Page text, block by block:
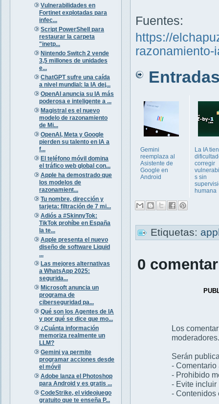
Vulnerabilidades en
Fortinet explotadas para
infec...
Script PowerShell para
restaurar la carpeta
"inetp...
Nintendo Switch 2 vende
3,5 millones de unidades
e...
ChatGPT sufre una caída
a nivel mundial: la IA dej...
OpenAI anuncia su IA más
poderosa e inteligente a ...
Magistral es el nuevo
modelo de razonamiento
de Mi...
OpenAI, Meta y Google
pierden su talento en IA a
f...
El teléfono móvil domina
el tráfico web global con...
Apple ha demostrado que
los modelos de
razonamient...
Tu nombre, dirección y
tarjeta: filtración de 7 mi...
Adiós a #SkinnyTok:
TikTok prohíbe en España
la te...
Apple presenta el nuevo
diseño de software Liquid
...
Las mejores alternativas
a WhatsApp 2025:
segurida...
Microsoft anuncia un
programa de
ciberseguridad pa...
Qué son los Agentes de IA
y por qué se dice que mo...
¿Cuánta información
memoriza realmente un
LLM?
Gemini ya permite
programar acciones desde
el móvil
Adobe lanza el Photoshop
para Android y es gratis ...
CodeStrike, el videojuego
gratuito que te enseña P...
Fuentes:
https://
razonamiento-
Entradas
Gemini
reemplaza al
Asistente de
Google en
Android
La IA
corregir
s sin
humana
Etiquetas:
0
Los
moderadores.
Serán
- Comentario
- Prohibido
- Evite incluir
- Contenidos